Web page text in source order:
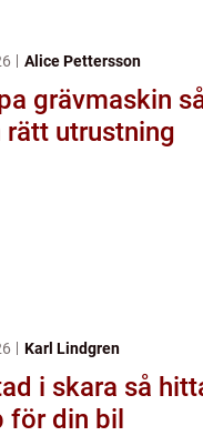
Alice Pettersson
så väljer
utrustning
Karl Lindgren
så hittar du
för din bil